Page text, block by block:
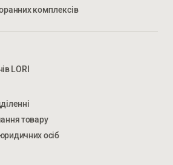
комплексів
LORI
товару
осіб
з компаніями, які займаються
та комерційної нерухомості
ТА ІМ’Я *